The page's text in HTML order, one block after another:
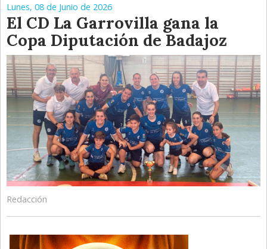
Lunes, 08 de Junio de 2026
El CD La Garrovilla gana la
Copa Diputación de Badajoz
Redacción